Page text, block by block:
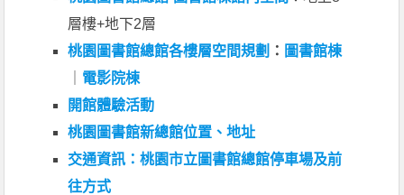
層樓+地下2層
桃園圖書館總館各樓層空間規劃 ： 圖書館棟
電影院棟
開館體驗活動
桃園圖書館新總館位置、地址
交通資訊：桃園市立圖書館總館停車場及前
往方式